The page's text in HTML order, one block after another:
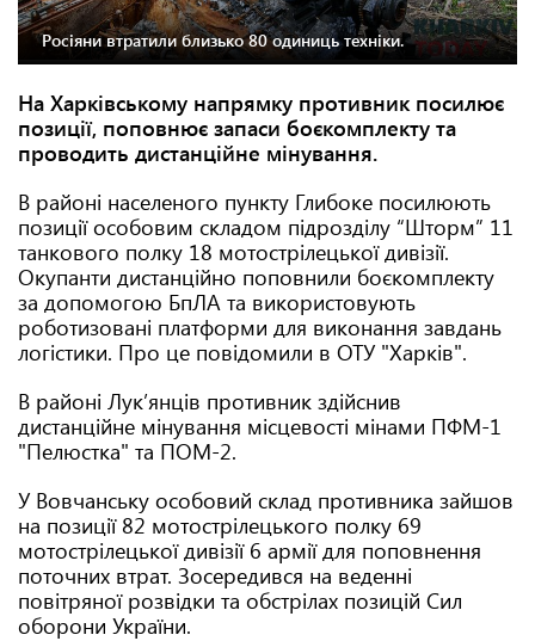
Росіяни втратили близько 80 одиниць техніки.
На Харківському напрямку противник посилює
позиції, поповнює запаси боєкомплекту та
проводить дистанційне мінування.
В районі населеного пункту Глибоке посилюють
позиції особовим складом підрозділу “Шторм” 11
танкового полку 18 мотострілецької дивізії.
Окупанти дистанційно поповнили боєкомплекту
за допомогою БпЛА та використовують
роботизовані платформи для виконання завдань
логістики. Про це повідомили в ОТУ "Харків".
В районі Лукʼянців противник здійснив
дистанційне мінування місцевості мінами ПФМ-1
"Пелюстка" та ПОМ-2.
У Вовчанську особовий склад противника зайшов
на позиції 82 мотострілецького полку 69
мотострілецької дивізії 6 армії для поповнення
поточних втрат. Зосередився на веденні
повітряної розвідки та обстрілах позицій Сил
оборони України.